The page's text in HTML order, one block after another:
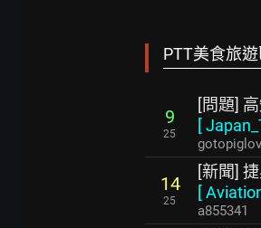
PTT美食旅
9
25
[問題]
[
14
25
[新聞]
[
a855341